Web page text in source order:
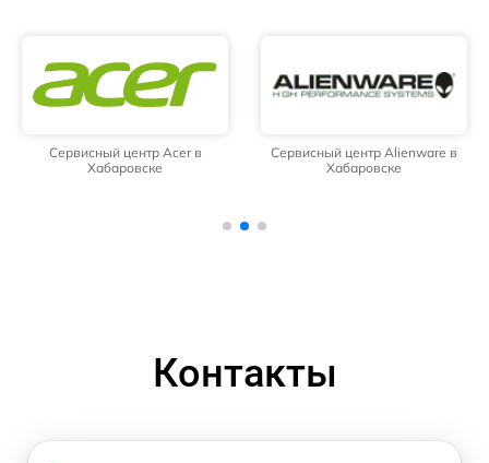
Сервисный центр Acer в
Хабаровске
Сервисный центр Alienware в
Хабаровске
Контакты